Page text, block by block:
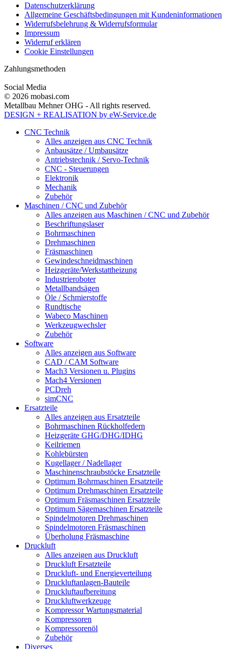
Datenschutzerklärung
Allgemeine Geschäftsbedingungen mit Kundeninformationen
Widerrufsbelehrung & Widerrufsformular
Impressum
Widerruf erklären
Cookie Einstellungen
Zahlungsmethoden
Social Media
© 2026 mobasi.com
Metallbau Mehner OHG - All rights reserved.
DESIGN + REALISATION by eW-Service.de
CNC Technik
Alles anzeigen aus CNC Technik
Anbausätze / Umbausätze
Antriebstechnik / Servo-Technik
CNC - Steuerungen
Elektronik
Mechanik
Zubehör
Maschinen / CNC und Zubehör
Alles anzeigen aus Maschinen / CNC und Zubehör
Beschriftungslaser
Bohrmaschinen
Drehmaschinen
Fräsmaschinen
Gewindeschneidmaschinen
Heizgeräte/Werkstattheizung
Industrieroboter
Metallbandsägen
Öle / Schmierstoffe
Rundtische
Wabeco Maschinen
Werkzeugwechsler
Zubehör
Software
Alles anzeigen aus Software
CAD / CAM Software
Mach3 Versionen u. Plugins
Mach4 Versionen
PCDreh
simCNC
Ersatzteile
Alles anzeigen aus Ersatzteile
Bohrmaschinen Rückholfedern
Heizgeräte GHG/DHG/IDHG
Keilriemen
Kohlebürsten
Kugellager / Nadellager
Maschinenschraubstöcke Ersatzteile
Optimum Bohrmaschinen Ersatzteile
Optimum Drehmaschinen Ersatzteile
Optimum Fräsmaschinen Ersatzteile
Optimum Sägemaschinen Ersatzteile
Spindelmotoren Drehmaschinen
Spindelmotoren Fräsmaschinen
Überholung Fräsmaschine
Druckluft
Alles anzeigen aus Druckluft
Druckluft Ersatzteile
Druckluft- und Energieverteilung
Druckluftanlagen-Bauteile
Druckluftaufbereitung
Druckluftwerkzeuge
Kompressor Wartungsmaterial
Kompressoren
Kompressorenöl
Zubehör
Diverses